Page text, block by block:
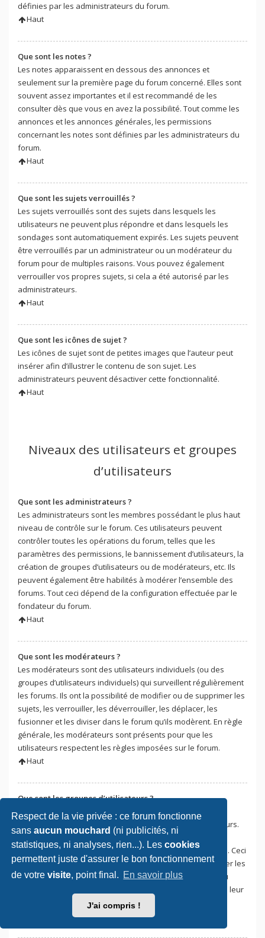
Respect de la vie privée : ce forum fonctionne
sansaucun mouchard (ni publicités, ni
statistiques, ni analyses, rien...). Lescookies
permettent juste d'assurer le bon fonctionnement
de votrevisite, point final. En savoir plus
J'ai compris !
définies par les administrateurs du forum.
Haut
Que sont les notes ?
Les notes apparaissent en dessous des annonces et
seulement sur la première page du forum concerné. Elles sont
souvent assez importantes et il est recommandé de les
consulter dès que vous en avez la possibilité. Tout comme les
annonces et les annonces générales, les permissions
concernant les notes sont définies par les administrateurs du
forum.
Haut
Que sont les sujets verrouillés ?
Les sujets verrouillés sont des sujets dans lesquels les
utilisateurs ne peuvent plus répondre et dans lesquels les
sondages sont automatiquement expirés. Les sujets peuvent
être verrouillés par un administrateur ou un modérateur du
forum pour de multiples raisons. Vous pouvez également
verrouiller vos propres sujets, si cela a été autorisé par les
administrateurs.
Haut
Que sont les icônes de sujet ?
Les icônes de sujet sont de petites images que l’auteur peut
insérer afin d’illustrer le contenu de son sujet. Les
administrateurs peuvent désactiver cette fonctionnalité.
Haut
Niveaux des utilisateurs et groupes
d’utilisateurs
Que sont les administrateurs ?
Les administrateurs sont les membres possédant le plus haut
niveau de contrôle sur le forum. Ces utilisateurs peuvent
contrôler toutes les opérations du forum, telles que les
paramètres des permissions, le bannissement d’utilisateurs, la
création de groupes d’utilisateurs ou de modérateurs, etc. Ils
peuvent également être habilités à modérer l’ensemble des
forums. Tout ceci dépend de la configuration effectuée par le
fondateur du forum.
Haut
Que sont les modérateurs ?
Les modérateurs sont des utilisateurs individuels (ou des
groupes d’utilisateurs individuels) qui surveillent régulièrement
les forums. Ils ont la possibilité de modifier ou de supprimer les
sujets, les verrouiller, les déverrouiller, les déplacer, les
fusionner et les diviser dans le forum qu’ils modèrent. En règle
générale, les modérateurs sont présents pour que les
utilisateurs respectent les règles imposées sur le forum.
Haut
Que sont les groupes d’utilisateurs ?
Les groupes d’utilisateurs sont une façon pour les
administrateurs du forum de regrouper plusieurs utilisateurs.
Chaque utilisateur peut appartenir à plusieurs groupes et
chaque groupe peut détenir des permissions individuelles. Ceci
facilite les tâches aux administrateurs qui pourront modifier les
permissions de plusieurs utilisateurs en une seule fois, ou
encore leur accorder des pouvoirs de modération, ou bien leur
donner accès à un forum privé.